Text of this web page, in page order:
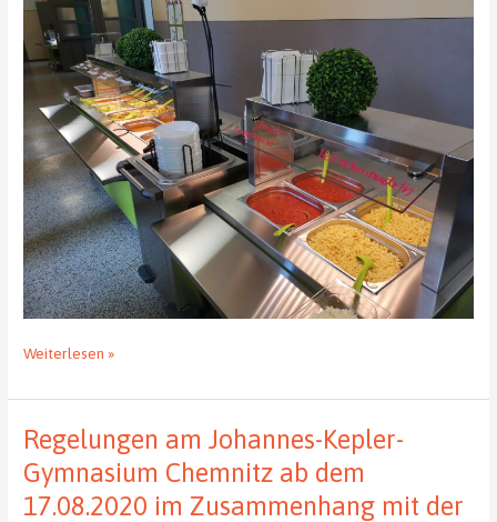
Was
denn
so
lecker
Weiterlesen »
Regelungen am Johannes-Kepler-
Gymnasium Chemnitz ab dem
17.08.2020 im Zusammenhang mit der